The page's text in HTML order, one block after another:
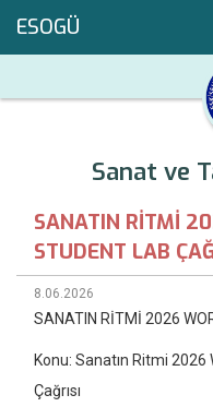
ESOGÜ
Sanat ve
SANATIN RİTMİ
STUDENT LAB
8.06.2026
SANATIN RİTMİ 2026
Konu: Sanatın Ritmi
Çağrısı